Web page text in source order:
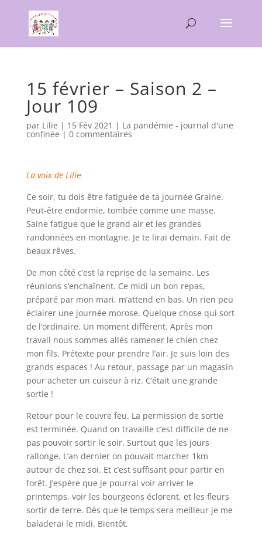
15 février – Saison 2 –
Jour 109
par Lilie | 15 Fév 2021 | La pandémie - journal d'une
confinée | 0 commentaires
La voix de Lilie
Ce soir, tu dois être fatiguée de ta journée Graine.
Peut-être endormie, tombée comme une masse.
Saine fatigue que le grand air et les grandes
randonnées en montagne. Je te lirai demain. Fait de
beaux rêves.
De mon côté c’est la reprise de la semaine. Les
réunions s’enchaînent. Ce midi un bon repas,
préparé par mon mari, m’attend en bas. Un rien peu
éclairer une journée morose. Quelque chose qui sort
de l’ordinaire. Un moment différent. Après mon
travail nous sommes allés ramener le chien chez
mon fils. Prétexte pour prendre l’air. Je suis loin des
grands espaces ! Au retour, passage par un magasin
pour acheter un cuiseur à riz. C’était une grande
sortie !
Retour pour le couvre feu. La permission de sortie
est terminée. Quand on travaille c’est difficile de ne
pas pouvoir sortir le soir. Surtout que les jours
rallonge. L’an dernier on pouvait marcher 1km
autour de chez soi. Et c’est suffisant pour partir en
forêt. J’espère que je pourrai voir arriver le
printemps, voir les bourgeons éclorent, et les fleurs
sortir de terre. Dès que le temps sera meilleur je me
baladerai le midi. Bientôt.